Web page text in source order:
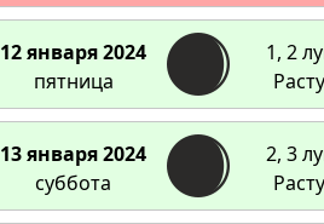
12 января 2024
пятница
1, 2
13 января 2024
суббота
2, 3